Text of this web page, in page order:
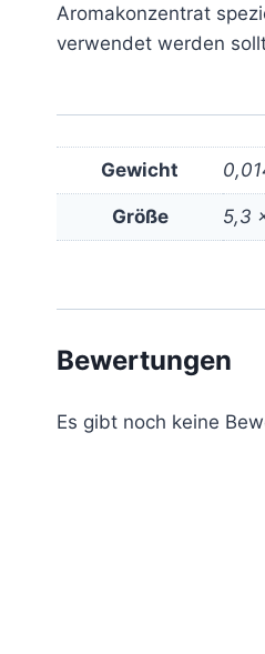
Aromakonzentrat
verwendet werden
Gewicht
Größe 5,3
Bewertungen
Es gibt noch keine